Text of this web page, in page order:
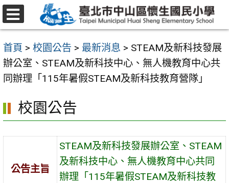
跳
至
要
內
容
首頁 > 校園公告 > 最新消息 > STEAM及新科技發展
辦公室、STEAM及新科技中心、無人機教育中心共
同辦理「115年暑假STEAM及新科技教育營隊」
校園公告
公告主旨
STEAM及新科技發展辦公室、STEAM
及新科技中心、無人機教育中心共同
辦理「115年暑假STEAM及新科技教
選
單